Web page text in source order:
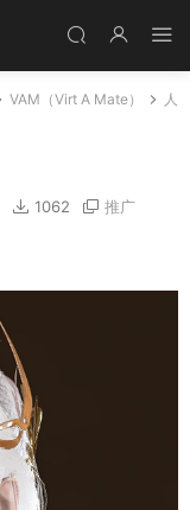
VAM（Virt A Mate）
人
1062 推广